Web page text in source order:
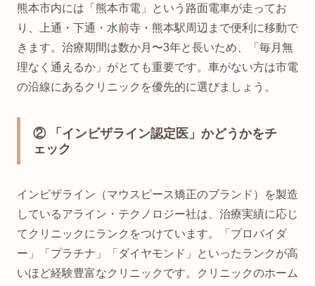
熊本市内には「熊本市電」という路面電車が走ってお
り、上通・下通・水前寺・熊本駅周辺まで便利に移動で
きます。治療期間は数か月〜3年と長いため、「毎月無
理なく通えるか」がとても重要です。車がない方は市電
の沿線にあるクリニックを優先的に選びましょう。
② 「インビザライン認定医」かどうかをチ
ェック
インビザライン（マウスピース矯正のブランド）を製造
しているアライン・テクノロジー社は、治療実績に応じ
てクリニックにランクをつけています。「プロバイダ
ー」「プラチナ」「ダイヤモンド」といったランクが高
いほど経験豊富なクリニックです。クリニックのホーム